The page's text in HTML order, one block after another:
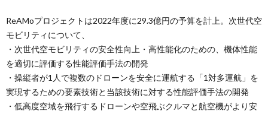
ReAMoプロジェクトは2022年度に29.3億円の予算を計上。次世代空
モビリティについて、
・次世代空モビリティの安全性向上・高性能化のための、機体性能
を適切に評価する性能評価手法の開発
・操縦者が1人で複数のドローンを安全に運航する「1対多運航」を
実現するための要素技術と当該技術に対する性能評価手法の開発
・低高度空域を飛行するドローンや空飛ぶクルマと航空機がより安